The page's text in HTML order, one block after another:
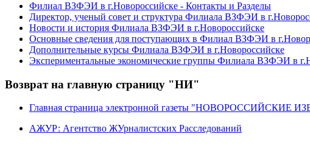
Филиал ВЗФЭИ в г.Новороссийске - Контакты и Разделы
Директор, ученый совет и структура Филиала ВЗФЭИ в
Новости и история Филиала ВЗФЭИ в г.Новороссийске
Основные сведения для поступающих в Филиал ВЗФЭИ в
Дополнительные курсы Филиала ВЗФЭИ в г.Новороссийске
Экспериментальные экономические группы Филиала ВЗФЭИ в
Возврат на главную страницу "НИ"
Главная страница электронной газеты "НОВОРОССИЙСКИЕ
АЖУР: Агентство ЖУрналистских Расследований